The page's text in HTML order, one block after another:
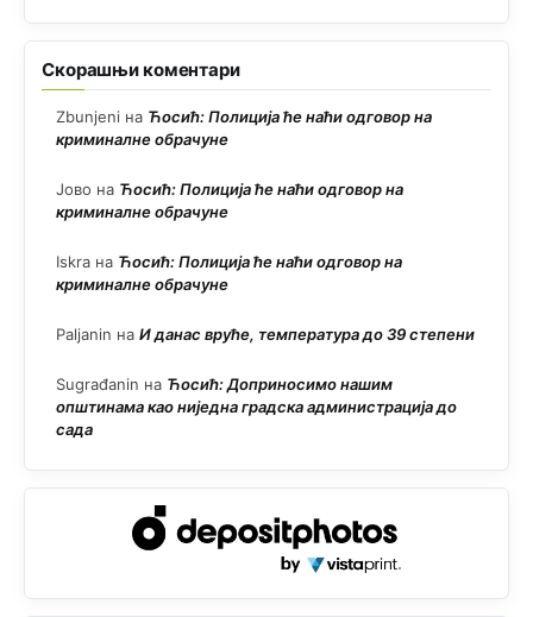
Скорашњи коментари
Zbunjeni на Ћосић: Полиција ће наћи одговор на
криминалне обрачуне
Јово на Ћосић: Полиција ће наћи одговор на
криминалне обрачуне
Iskra на Ћосић: Полиција ће наћи одговор на
криминалне обрачуне
Paljanin на И данас вруће, температура до 39 степени
Sugrađanin на Ћосић: Доприносимо нашим
општинама као ниједна градска администрација до
сада